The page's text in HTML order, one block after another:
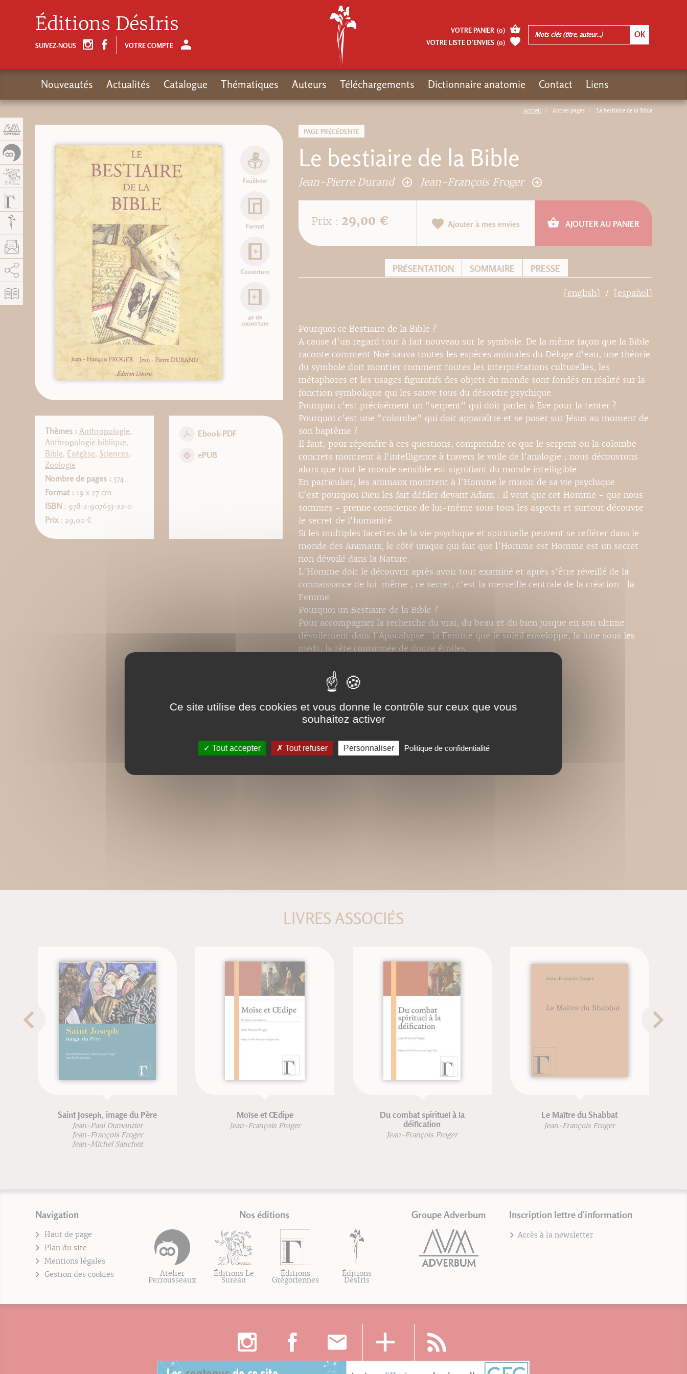
Accueil Autres pages Le bestiaire de la Bible
PAGE PRÉCÉDENTE
Le bestiaire de la Bible
Jean-Pierre Durand Jean-François Froger
Feuilleter
Format
Couverture
4e de
couverture
Thèmes : Anthropologie,
Anthropologie biblique,
Bible, Exégèse, Sciences,
Zoologie
Nombre de pages : 574
Format : 19 x 27 cm
ISBN : 978-2-907653-22-0
Prix: 29,00 €
Ebook-PDF
ePUB
Prix : 29,00 € Ajouter à mes envies AJOUTER AU PANIER
PRÉSENTATION SOMMAIRE PRESSE
[english] [español]
Pourquoi ce Bestiaire de la Bible ?
A cause d'un regard tout à fait nouveau sur le symbole. De la même façon que la Bible
raconte comment Noé sauva toutes les espèces animales du Déluge d'eau, une théorie
du symbole doit montrer comment toutes les interprétations culturelles, les
métaphores et les usages figuratifs des objets du monde sont fondés en réalité sur la
fonction symbolique qui les sauve tous du désordre psychique.
Pourquoi c'est précisément un "serpent" qui doit parler à Eve pour la tenter ?
Pourquoi c'est une "colombe" qui doit apparaître et se poser sur Jésus au moment de
son baptême ?
Il faut, pour répondre à ces questions, comprendre ce que le serpent ou la colombe
concrets montrent à l'intelligence à travers le voile de l'analogie ; nous découvrons
alors que tout le monde sensible est signifiant du monde intelligible.
En particulier, les animaux montrent à l'Homme le miroir de sa vie psychique.
C'est pourquoi Dieu les fait défiler devant Adam : Il veut que cet Homme - que nous
sommes - prenne conscience de lui-même sous tous les aspects et surtout découvre
le secret de l'humanité.
Si les multiples facettes de la vie psychique et spirituelle peuvent se refléter dans le
monde des Animaux, le côté unique qui fait que l'Homme est Homme est un secret
non dévoilé dans la Nature.
L'Homme doit le découvrir après avoir tout examiné et après s'être réveillé de la
connaissance de lui-même ; ce secret, c'est la merveille centrale de la création : la
Femme.
Pourquoi un Bestiaire de la Bible ?
Pour accompagner la recherche du vrai, du beau et du bien jusque en son ultime
dévoilement dans l'Apocalypse : la Femme que le soleil enveloppe, la lune sous les
pieds, la tête couronnée de douze étoiles.
Jean-François Froger est anthropologue et exégète.
LIVRES ASSOCIÉS
image du Père Moïse et Œdipe
Du combat spirituel à la
Le Maître du Shabbat Le livre de la nature
Navigation
Haut de page
Plan du site
Mentions légales
Gestion des cookies
Nos éditions
Atelier
Perrousseaux
Éditions Le
Sureau
Éditions
Grégoriennes
Éditions
DésIris
Groupe Adverbum Inscription lettre d'information
Accès à la newsletter
Éditions DésIris
SUIVEZ-NOUS VOTRE COMPTE
VOTRE PANIER (0)
VOTRE LISTE D’ENVIES (0)
Nouveautés Actualités Catalogue Thématiques Auteurs Téléchargements Dictionnaire anatomie Contact Liens
AddThis est désactivé. Autoriser
Ce site utilise des cookies et vous donne le contrôle sur ceux que vous
souhaitez activer
Tout accepter Tout refuser Personnaliser Politique de confidentialité